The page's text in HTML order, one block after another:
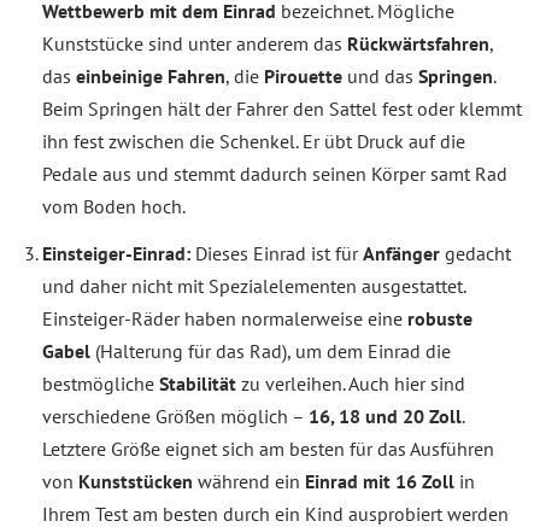
Wettbewerb mit dem Einrad bezeichnet. Mögliche
Kunststücke sind unter anderem das Rückwärtsfahren,
das einbeinige Fahren, die Pirouette und das Springen.
Beim Springen hält der Fahrer den Sattel fest oder klemmt
ihn fest zwischen die Schenkel. Er übt Druck auf die
Pedale aus und stemmt dadurch seinen Körper samt Rad
vom Boden hoch.
Einsteiger-Einrad: Dieses Einrad ist fürAnfänger gedacht
und daher nicht mit Spezialelementen ausgestattet.
Einsteiger-Räder haben normalerweise eine robuste
Gabel (Halterung für das Rad), um dem Einrad die
bestmögliche Stabilität zu verleihen. Auch hier sind
verschiedene Größen möglich – 16, 18 und 20 Zoll.
Letztere Größe eignet sich am besten für das Ausführen
von Kunststücken während ein Einrad mit 16 Zoll in
Ihrem Test am besten durch ein Kind ausprobiert werden